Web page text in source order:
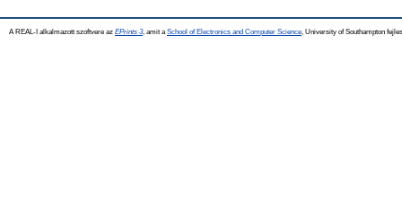
A REAL-I alkalmazott szoftvere az EPrints 3, amit a School of Electronics and Computer Science , University of Southampton